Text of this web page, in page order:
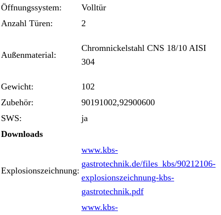
Öffnungssystem:
Volltür
Anzahl Türen:
2
Außenmaterial:
Chromnickelstahl CNS 18/10 AISI
304
Gewicht:
102
Zubehör:
90191002,92900600
SWS:
ja
Downloads
Explosionszeichnung:
www.kbs-
gastrotechnik.de/files_kbs/90212106-
explosionszeichnung-kbs-
gastrotechnik.pdf
www.kbs-